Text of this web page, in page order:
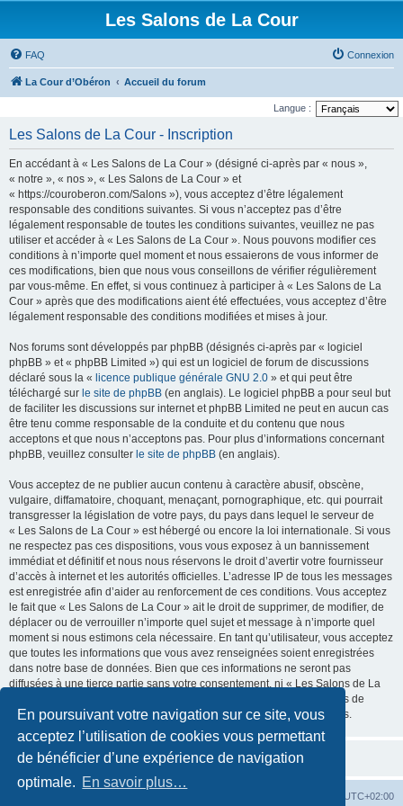
En poursuivant votre navigation sur ce site, vous
acceptez l’utilisation de cookies vous permettant
de bénéficier d’une expérience de navigation
optimale. En savoir plus…
Les Salons de La Cour
FAQ Connexion
La Cour d’Obéron Accueil du forum
Langue :
Les Salons de La Cour - Inscription
En accédant à « Les Salons de La Cour » (désigné ci-après par « nous »,
« notre », « nos », « Les Salons de La Cour » et
« https://couroberon.com/Salons »), vous acceptez d’être légalement
responsable des conditions suivantes. Si vous n’acceptez pas d’être
légalement responsable de toutes les conditions suivantes, veuillez ne pas
utiliser et accéder à « Les Salons de La Cour ». Nous pouvons modifier ces
conditions à n’importe quel moment et nous essaierons de vous informer de
ces modifications, bien que nous vous conseillons de vérifier régulièrement
par vous-même. En effet, si vous continuez à participer à « Les Salons de La
Cour » après que des modifications aient été effectuées, vous acceptez d’être
légalement responsable des conditions modifiées et mises à jour.
Nos forums sont développés par phpBB (désignés ci-après par « logiciel
phpBB » et « phpBB Limited ») qui est un logiciel de forum de discussions
déclaré sous la « licence publique générale GNU 2.0 » et qui peut être
téléchargé sur le site de phpBB (en anglais). Le logiciel phpBB a pour seul but
de faciliter les discussions sur internet et phpBB Limited ne peut en aucun cas
être tenu comme responsable de la conduite et du contenu que nous
acceptons et que nous n’acceptons pas. Pour plus d’informations concernant
phpBB, veuillez consulter le site de phpBB (en anglais).
Vous acceptez de ne publier aucun contenu à caractère abusif, obscène,
vulgaire, diffamatoire, choquant, menaçant, pornographique, etc. qui pourrait
transgresser la législation de votre pays, du pays dans lequel le serveur de
« Les Salons de La Cour » est hébergé ou encore la loi internationale. Si vous
ne respectez pas ces dispositions, vous vous exposez à un bannissement
immédiat et définitif et nous nous réservons le droit d’avertir votre fournisseur
d’accès à internet et les autorités officielles. L’adresse IP de tous les messages
est enregistrée afin d’aider au renforcement de ces conditions. Vous acceptez
le fait que « Les Salons de La Cour » ait le droit de supprimer, de modifier, de
déplacer ou de verrouiller n’importe quel sujet et message à n’importe quel
moment si nous estimons cela nécessaire. En tant qu’utilisateur, vous acceptez
que toutes les informations que vous avez renseignées soient enregistrées
dans notre base de données. Bien que ces informations ne seront pas
diffusées à une tierce partie sans votre consentement, ni « Les Salons de La
Cour », ni phpBB, ne pourront être tenus comme responsables en cas de
tentative de piratage informatique visant à compromettre vos données.
UTC+02:00